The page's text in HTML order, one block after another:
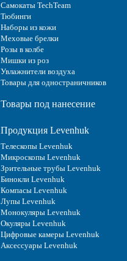
Самокаты TechTeam
Тюбинги
Наборы из кожи
Меховые брелки
Розы в колбе
Мишки из роз
Увлажнители воздуха
Товары для одностраничников
Товары под нанесение
Продукция Levenhuk
Телескопы Levenhuk
Микроскопы Levenhuk
Зрительные трубы Levenhuk
Бинокли Levenhuk
Компасы Levenhuk
Лупы Levenhuk
Монокуляры Levenhuk
Окуляры Levenhuk
Цифровые камеры Levenhuk
Аксессуары Levenhuk